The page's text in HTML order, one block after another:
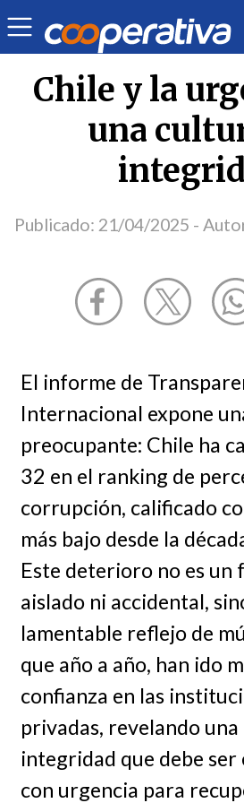
Opinión | Margarita Ducci
Chile y la
una
Publicado: 21/04/2025 -
El informe de
Internacional expone
preocupante: Chile ha
32 en el ranking de
corrupción, calificado
más bajo desde la
Este deterioro no es un
aislado ni accidental,
lamentable reflejo de
que año a año, han ido
confianza en las
privadas, revelando una
integridad que debe
con urgencia para